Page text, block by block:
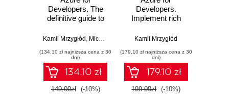
Developers. The
definitive guide to
scalable Azure
serverless, and
DevOps pipelines -
Third Edition
Kamil Mrzygłód Michal "Furman" Furmankiewicz
(134,10 zł najniższa cena z 30
dni)
134.10 zł
149.00zł (-10%)
Developers.
Implement rich
ecosystems using
serverless
services, and
storage solutions -
Second Edition
Kamil Mrzygłód
(179,10 zł najniższa cena z 30
dni)
179.10 zł
199.00zł (-10%)